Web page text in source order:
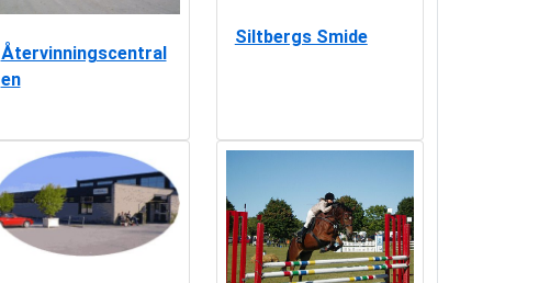
Återvinningscentral
en
Siltbergs Smide